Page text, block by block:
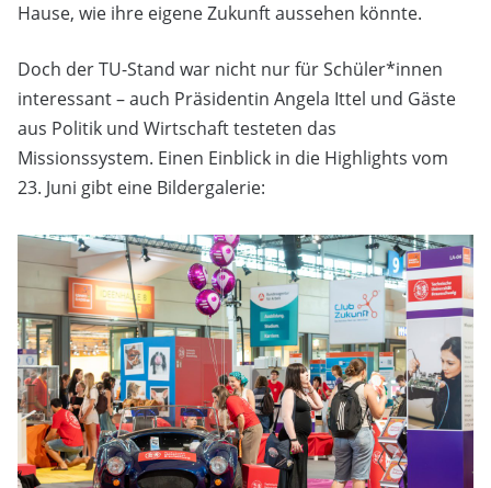
Hause, wie ihre eigene Zukunft aussehen könnte.
Doch der TU-Stand war nicht nur für Schüler*innen
interessant – auch Präsidentin Angela Ittel und Gäste
aus Politik und Wirtschaft testeten das
Missionssystem. Einen Einblick in die Highlights vom
23. Juni gibt eine Bildergalerie: